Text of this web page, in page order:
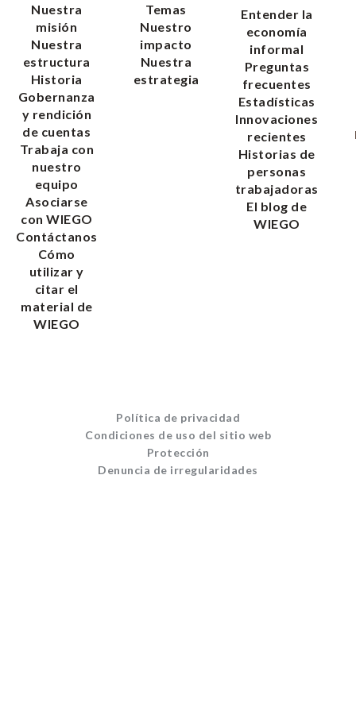
Nuestra
misión
Nuestra
estructura
Historia
Gobernanza
y rendición
de cuentas
Trabaja con
nuestro
equipo
Asociarse
con WIEGO
Contáctanos
Cómo
utilizar y
citar el
material de
WIEGO
Temas
Nuestro
impacto
Nuestra
estrategia
Entender la
economía
informal
Preguntas
frecuentes
Estadísticas
Innovaciones
recientes
Historias de
personas
trabajadoras
El blog de
WIEGO
Política de privacidad
Condiciones de uso del sitio web
Protección
Denuncia de irregularidades